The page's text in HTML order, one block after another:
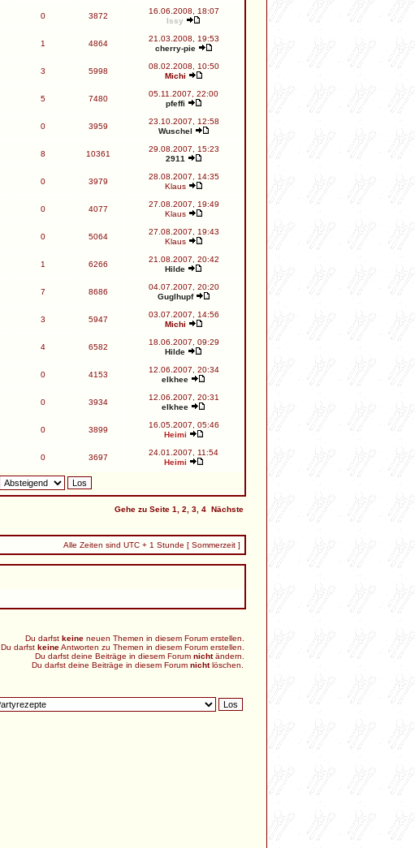
0 3872
16.06.2008, 18:07
Issy
1 4864
21.03.2008, 19:53
cherry-pie
3 5998
08.02.2008, 10:50
Michi
5 7480
05.11.2007, 22:00
pfeffi
0 3959
23.10.2007, 12:58
Wuschel
8 10361
29.08.2007, 15:23
2911
0 3979
28.08.2007, 14:35
Klaus
0 4077
27.08.2007, 19:49
Klaus
0 5064
27.08.2007, 19:43
Klaus
1 6266
21.08.2007, 20:42
Hilde
7 8686
04.07.2007, 20:20
Guglhupf
3 5947
03.07.2007, 14:56
Michi
4 6582
18.06.2007, 09:29
Hilde
0 4153
12.06.2007, 20:34
elkhee
0 3934
12.06.2007, 20:31
elkhee
0 3899
16.05.2007, 05:46
Heimi
0 3697
24.01.2007, 11:54
Heimi
Gehe zu Seite 1 2 3 4 Nächste
Alle Zeiten sind UTC + 1 Stunde [ Sommerzeit ]
Du darfst keine neuen Themen in diesem Forum erstellen.
Du darfst keineAntworten zu Themen in diesem Forum erstellen.
Du darfst deine Beiträge in diesem Forum nichtändern.
Du darfst deine Beiträge in diesem Forum nichtlöschen.